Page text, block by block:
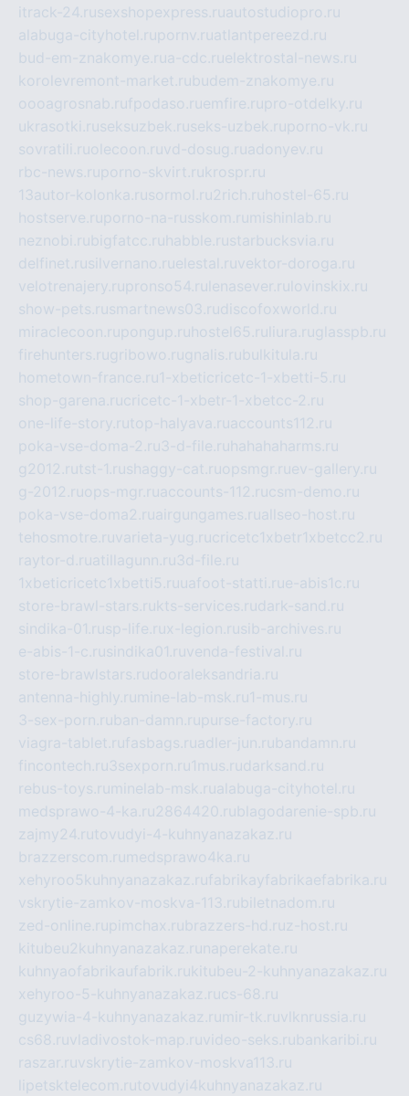
itrack-24.rusexshopexpress.ruautostudiopro.ru
alabuga-cityhotel.rupornv.ruatlantpereezd.ru
bud-em-znakomye.rua-cdc.ruelektrostal-news.ru
korolevremont-market.rubudem-znakomye.ru
oooagrosnab.rufpodaso.ruemfire.rupro-otdelky.ru
ukrasotki.ruseksuzbek.ruseks-uzbek.ruporno-vk.ru
sovratili.ruolecoon.ruvd-dosug.ruadonyev.ru
rbc-news.ruporno-skvirt.rukrospr.ru
13autor-kolonka.rusormol.ru2rich.ru hostel-65.ru
hostserve.ruporno-na-russkom.ru mishinlab.ru
neznobi.rubigfatcc.ru habble.rustarbucksvia.ru
delfinet.rusilvernano.ruelestal.ruvektor-doroga.ru
velotrenajery.rupronso54.ru lenasever.ru lovinskix.ru
show-pets.rusmartnews03.rudiscofoxworld.ru
miraclecoon.rupongup.ru hostel65.ru liura.ruglasspb.ru
firehunters.rugribowo.rugnalis.rubulkitula.ru
hometown-france.ru1-xbeticricetc-1-xbetti-5.ru
shop-garena.rucricetc-1-xbetr-1-xbetcc-2.ru
one-life-story.rutop-halyava.ruaccounts112.ru
poka-vse-doma-2.ru3-d-file.ru hahahaharms.ru
g2012.rutst-1.rushaggy-cat.ruopsmgr.ruev-gallery.ru
g-2012.ruops-mgr.ruaccounts-112.rucsm-demo.ru
poka-vse-doma2.ruairgungames.ruallseo-host.ru
tehosmotre.ruvarieta-yug.rucricetc1xbetr1xbetcc2.ru
raytor-d.ruatillagunn.ru3d-file.ru
1xbeticricetc1xbetti5.ruuafoot-statti.rue-abis1c.ru
store-brawl-stars.rukts-services.rudark-sand.ru
sindika-01.rusp-life.rux-legion.rusib-archives.ru
e-abis-1-c.rusindika01.ruvenda-festival.ru
store-brawlstars.rudooraleksandria.ru
antenna-highly.ru mine-lab-msk.ru1-mus.ru
3-sex-porn.ruban-damn.rupurse-factory.ru
viagra-tablet.rufasbags.ruadler-jun.rubandamn.ru
fincontech.ru3sexporn.ru1mus.rudarksand.ru
rebus-toys.ru minelab-msk.rualabuga-cityhotel.ru
medsprawo-4-ka.ru2864420.rublagodarenie-spb.ru
zajmy24.rutovudyi-4-kuhnyanazakaz.ru
brazzerscom.ru medsprawo4ka.ru
xehyroo5kuhnyanazakaz.rufabrikayfabrikaefabrika.ru
vskrytie-zamkov-moskva-113.rubiletnadom.ru
zed-online.rupimchax.rubrazzers-hd.ruz-host.ru
kitubeu2kuhnyanazakaz.ru naperekate.ru
kuhnyaofabrikaufabrik.rukitubeu-2-kuhnyanazakaz.ru
xehyroo-5-kuhnyanazakaz.rucs-68.ru
guzywia-4-kuhnyanazakaz.ru mir-tk.ruvlknrussia.ru
cs68.ruvladivostok-map.ruvideo-seks.rubankaribi.ru
raszar.ruvskrytie-zamkov-moskva113.ru
lipetsktelecom.rutovudyi4kuhnyanazakaz.ru